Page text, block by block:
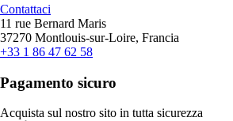
Contattaci
11 rue Bernard Maris
37270 Montlouis-sur-Loire, Francia
+33 1 86 47 62 58
Pagamento sicuro
Acquista sul nostro sito in tutta sicurezza